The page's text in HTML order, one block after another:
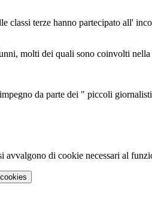
classi terze hanno partecipato all'
molti dei quali sono coinvolti
da parte dei " piccoli
avvalgono di cookie necessari al